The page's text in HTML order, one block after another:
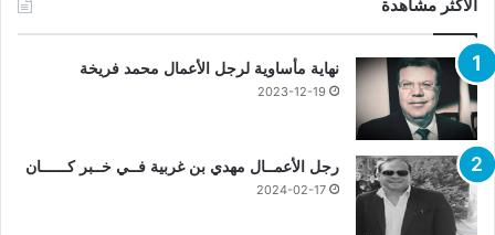
الأكثر مشاهدة
نهاية مأساوية لرجل الأعمال محمد فريخة
2023-12-19
رجل الأعمــال مهدي بن غربية فــي خــبر كــــــان
2024-02-17